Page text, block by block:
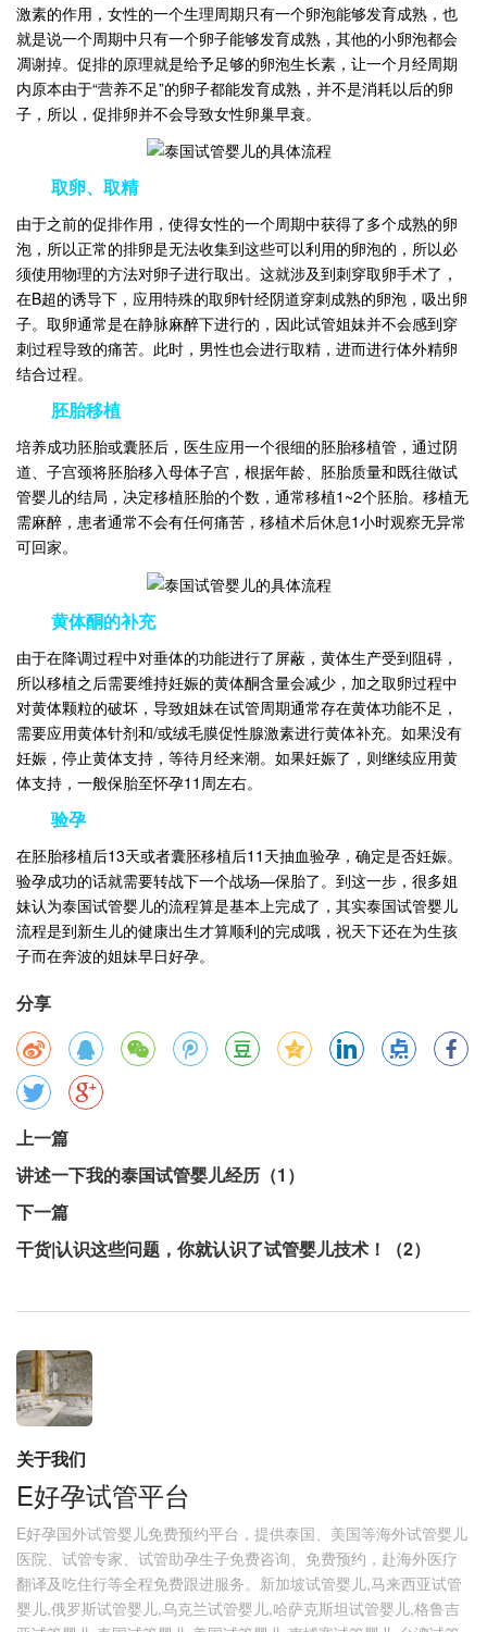
激素的作用，女性的一个生理周期只有一个卵泡能够发育成熟，也
就是说一个周期中只有一个卵子能够发育成熟，其他的小卵泡都会
凋谢掉。促排的原理就是给予足够的卵泡生长素，让一个月经周期
内原本由于“营养不足”的卵子都能发育成熟，并不是消耗以后的卵
子，所以，促排卵并不会导致女性卵巢早衰。
取卵、取精
由于之前的促排作用，使得女性的一个周期中获得了多个成熟的卵
泡，所以正常的排卵是无法收集到这些可以利用的卵泡的，所以必
须使用物理的方法对卵子进行取出。这就涉及到刺穿取卵手术了，
在B超的诱导下，应用特殊的取卵针经阴道穿刺成熟的卵泡，吸出卵
子。取卵通常是在静脉麻醉下进行的，因此试管姐妹并不会感到穿
刺过程导致的痛苦。此时，男性也会进行取精，进而进行体外精卵
结合过程。
胚胎移植
培养成功胚胎或囊胚后，医生应用一个很细的胚胎移植管，通过阴
道、子宫颈将胚胎移入母体子宫，根据年龄、胚胎质量和既往做试
管婴儿的结局，决定移植胚胎的个数，通常移植1~2个胚胎。移植无
需麻醉，患者通常不会有任何痛苦，移植术后休息1小时观察无异常
可回家。
黄体酮的补充
由于在降调过程中对垂体的功能进行了屏蔽，黄体生产受到阻碍，
所以移植之后需要维持妊娠的黄体酮含量会减少，加之取卵过程中
对黄体颗粒的破坏，导致姐妹在试管周期通常存在黄体功能不足，
需要应用黄体针剂和/或绒毛膜促性腺激素进行黄体补充。如果没有
妊娠，停止黄体支持，等待月经来潮。如果妊娠了，则继续应用黄
体支持，一般保胎至怀孕11周左右。
验孕
在胚胎移植后13天或者囊胚移植后11天抽血验孕，确定是否妊娠。
验孕成功的话就需要转战下一个战场—保胎了。到这一步，很多姐
妹认为泰国试管婴儿的流程算是基本上完成了，其实泰国试管婴儿
流程是到新生儿的健康出生才算顺利的完成哦，祝天下还在为生孩
子而在奔波的姐妹早日好孕。
分享
上一篇
讲述一下我的泰国试管婴儿经历（1）
下一篇
干货|认识这些问题，你就认识了试管婴儿技术！（2）
关于我们
E好孕试管平台
E好孕国外试管婴儿免费预约平台，提供泰国、美国等海外试管婴儿
医院、试管专家、试管助孕生子免费咨询、免费预约，赴海外医疗
翻译及吃住行等全程免费跟进服务。新加坡试管婴儿,马来西亚试管
婴儿,俄罗斯试管婴儿,乌克兰试管婴儿,哈萨克斯坦试管婴儿,格鲁吉